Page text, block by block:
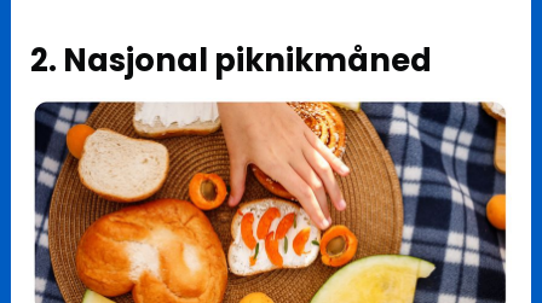
2. Nasjonal piknikmåned